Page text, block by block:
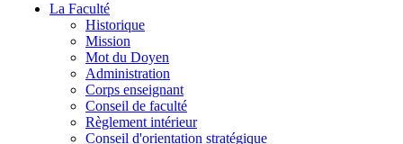
La Faculté
Historique
Mission
Mot du Doyen
Administration
Corps enseignant
Conseil de faculté
Règlement intérieur
Conseil d'orientation stratégique